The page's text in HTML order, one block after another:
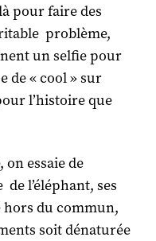
pour faire des
problème,
un selfie pour
de « cool » sur
l’histoire que
on essaie de
l’éléphant, ses
hors du commun,
soit dénaturée